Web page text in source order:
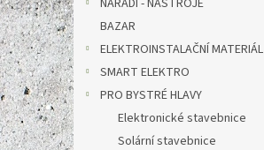
NÁŘADÍ - NÁSTROJE
BAZAR
ELEKTROINSTALAČNÍ MATERIÁL
SMART ELEKTRO
PRO BYSTRÉ HLAVY
Elektronické stavebnice
Solární stavebnice